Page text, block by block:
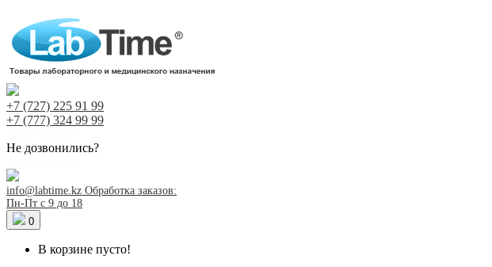
+7 (727) 225 91 99
+7 (777) 324 99 99
Не дозвонились?
info@labtime.kz Обработка заказов:
Пн-Пт с 9 до 18
0
В корзине пусто!